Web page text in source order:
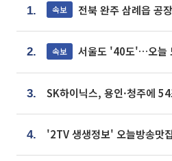
1. 속보 전북 완주 삼례읍 공
2. 속보 서울도 '40도'…오늘
3.
4.